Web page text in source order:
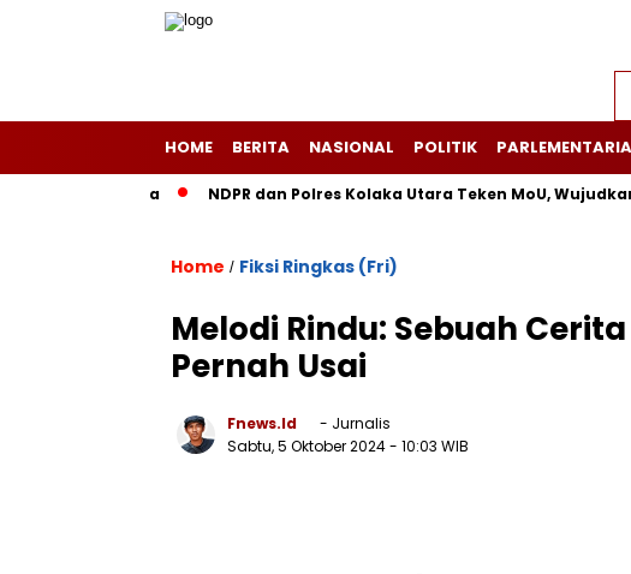
HOME BERITA NASIONAL POLITIK PARLEMENTARIA
NDPR dan Polres Kolaka Utara Teken MoU, Wujudkan
Home / Fiksi Ringkas (Fri)
Melodi Rindu: Sebuah
Pernah Usai
Fnews.id
- Jurnalis
Sabtu, 5 Oktober 2024- 10:03 WIB